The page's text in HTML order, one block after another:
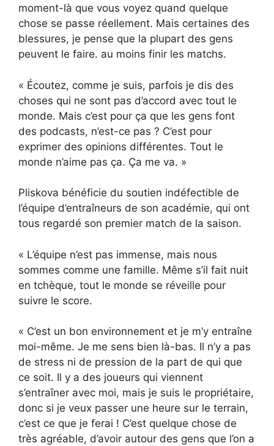
moment-là que vous voyez quand quelque
chose se passe réellement. Mais certaines des
blessures, je pense que la plupart des gens
peuvent le faire. au moins finir les matchs.
« Écoutez, comme je suis, parfois je dis des
choses qui ne sont pas d’accord avec tout le
monde. Mais c’est pour ça que les gens font
des podcasts, n’est-ce pas ? C’est pour
exprimer des opinions différentes. Tout le
monde n’aime pas ça. Ça me va. »
Pliskova bénéficie du soutien indéfectible de
l’équipe d’entraîneurs de son académie, qui ont
tous regardé son premier match de la saison.
« L’équipe n’est pas immense, mais nous
sommes comme une famille. Même s’il fait nuit
en tchèque, tout le monde se réveille pour
suivre le score.
« C’est un bon environnement et je m’y entraîne
moi-même. Je me sens bien là-bas. Il n’y a pas
de stress ni de pression de la part de qui que
ce soit. Il y a des joueurs qui viennent
s’entraîner avec moi, mais je suis le propriétaire,
donc si je veux passer une heure sur le terrain,
c’est ce que je ferai ! C’est quelque chose de
très agréable, d’avoir autour des gens que l’on a